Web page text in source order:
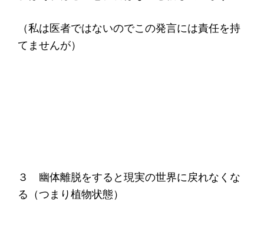
（私は医者ではないのでこの発言には責任を持
てませんが）
３ 幽体離脱をすると現実の世界に戻れなくな
る（つまり植物状態）